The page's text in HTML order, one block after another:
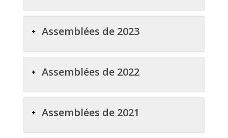
Assemblées de 2023
Assemblées de 2022
Assemblées de 2021